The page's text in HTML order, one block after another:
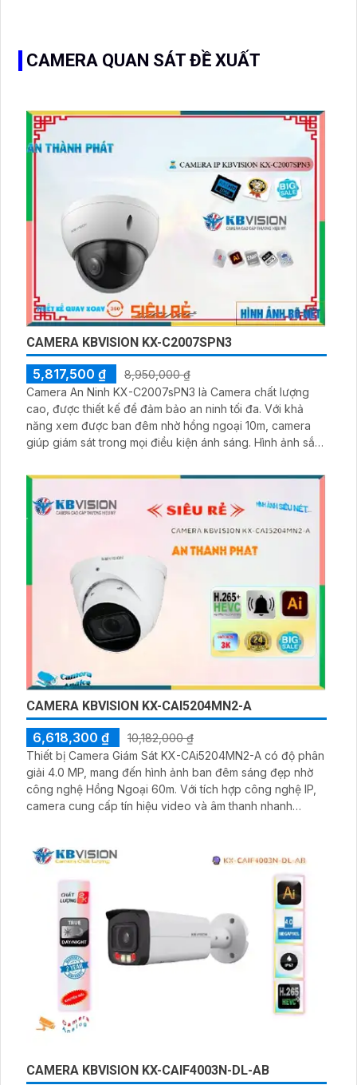
CAMERA QUAN SÁT ĐỀ XUẤT
CAMERA KBVISION KX-C2007SPN3
5,817,500 ₫
8,950,000 ₫
Camera An Ninh KX-C2007sPN3 là Camera chất lượng
cao, được thiết kế để đảm bảo an ninh tối đa. Với khả
năng xem được ban đêm nhờ hồng ngoại 10m, camera
giúp giám sát trong mọi điều kiện ánh sáng. Hình ảnh sắc
1080P. Camera được trang bị công nghệ IP POE, cho
CAMERA KBVISION KX-CAI5204MN2-A
6,618,300 ₫
10,182,000 ₫
Thiết bị Camera Giám Sát KX-CAi5204MN2-A có độ phân
giải 4.0 MP, mang đến hình ảnh ban đêm sáng đẹp nhờ
công nghệ Hồng Ngoại 60m. Với tích hợp công nghệ IP,
camera cung cấp tín hiệu video và âm thanh nhanh
CAMERA KBVISION KX-CAIF4003N-DL-AB